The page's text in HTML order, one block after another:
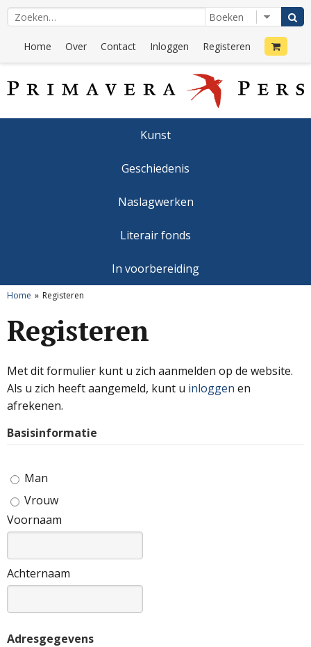
Home Over Contact Inloggen Registeren
Kunst
Geschiedenis
Naslagwerken
Literair fonds
In voorbereiding
Home Registeren
Registeren
Met dit formulier kunt u zich aanmelden op de website.
Als u zich heeft aangemeld, kunt u inloggen en
afrekenen.
Basisinformatie
Man
Vrouw
Voornaam
Achternaam
Adresgegevens